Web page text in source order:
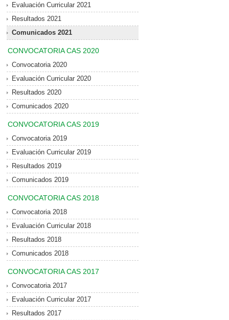
Evaluación Curricular 2021
Resultados 2021
Comunicados 2021
CONVOCATORIA CAS 2020
Convocatoria 2020
Evaluación Curricular 2020
Resultados 2020
Comunicados 2020
CONVOCATORIA CAS 2019
Convocatoria 2019
Evaluación Curricular 2019
Resultados 2019
Comunicados 2019
CONVOCATORIA CAS 2018
Convocatoria 2018
Evaluación Curricular 2018
Resultados 2018
Comunicados 2018
CONVOCATORIA CAS 2017
Convocatoria 2017
Evaluación Curricular 2017
Resultados 2017